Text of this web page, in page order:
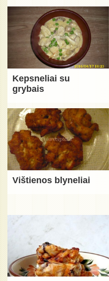
Kepsneliai su
grybais
Vištienos blyneliai